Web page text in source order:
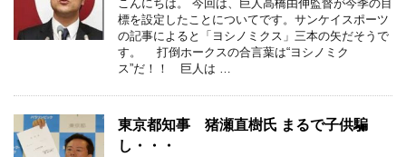
こんにちは。 今回は、巨人高橋由伸監督が今季の目
標を設定したことについてです。サンケイスポーツ
の記事によると「ヨシノミクス」三本の矢だそうで
す。 打倒ホークスの合言葉は“ヨシノミク
ス”だ！！ 巨人は …
東京都知事 猪瀬直樹氏 まるで子供騙
し・・・